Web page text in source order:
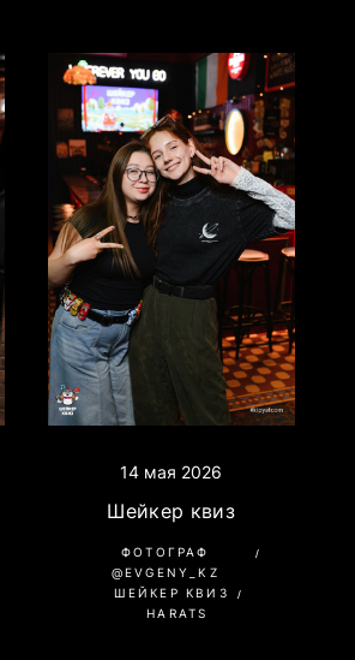
14 мая 2026
Шейкер квиз
ФОТОГРАФ
@EVGENY_KZ
ШЕЙКЕР КВИЗ
HARATS